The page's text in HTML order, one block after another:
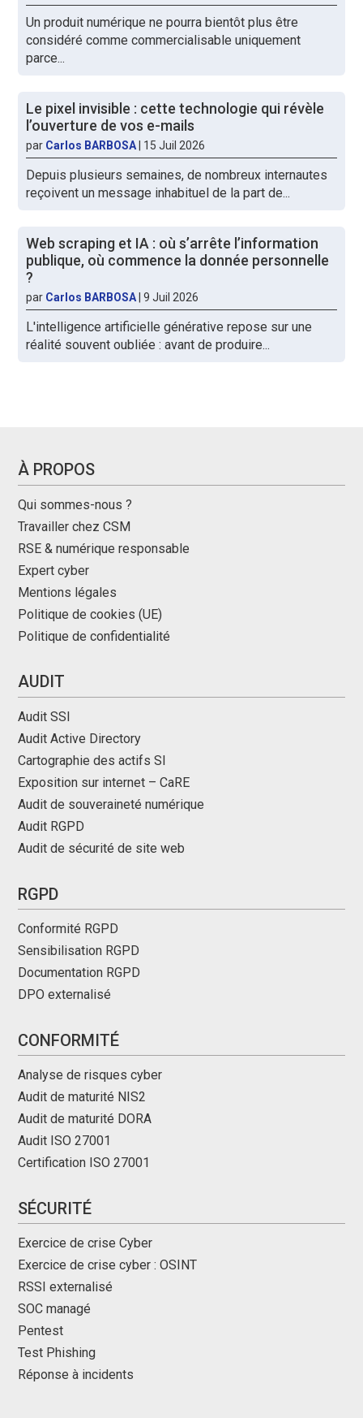
Un produit numérique ne pourra bientôt plus être
considéré comme commercialisable uniquement
parce...
Le pixel invisible : cette technologie qui révèle
l’ouverture de vos e-mails
par Carlos BARBOSA 15 Juil 2026
Depuis plusieurs semaines, de nombreux internautes
reçoivent un message inhabituel de la part de...
Web scraping et IA : où s’arrête l’information
publique, où commence la donnée personnelle
?
par Carlos BARBOSA |9 Juil 2026
L'intelligence artificielle générative repose sur une
réalité souvent oubliée : avant de produire...
À PROPOS
Qui sommes-nous ?
Travailler chez CSM
RSE & numérique responsable
Expert cyber
Mentions légales
Politique de cookies (UE)
Politique de confidentialité
AUDIT
Audit SSI
Audit Active Directory
Cartographie des actifs SI
Exposition sur internet – CaRE
Audit de souveraineté numérique
Audit RGPD
Audit de sécurité de site web
RGPD
Conformité RGPD
Sensibilisation RGPD
Documentation RGPD
DPO externalisé
CONFORMITÉ
Analyse de risques cyber
Audit de maturité NIS2
Audit de maturité DORA
Audit ISO 27001
Certification ISO 27001
SÉCURITÉ
Exercice de crise Cyber
Exercice de crise cyber : OSINT
RSSI externalisé
SOC managé
Pentest
Test Phishing
Réponse à incidents